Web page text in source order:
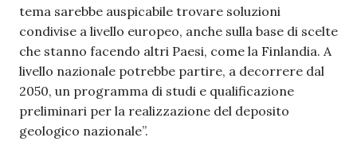
tema sarebbe auspicabile trovare soluzioni
condivise a livello europeo, anche sulla base di scelte
che stanno facendo altri Paesi, come la Finlandia. A
livello nazionale potrebbe partire, a decorrere dal
2050, un programma di studi e qualificazione
preliminari per la realizzazione del deposito
geologico nazionale”.